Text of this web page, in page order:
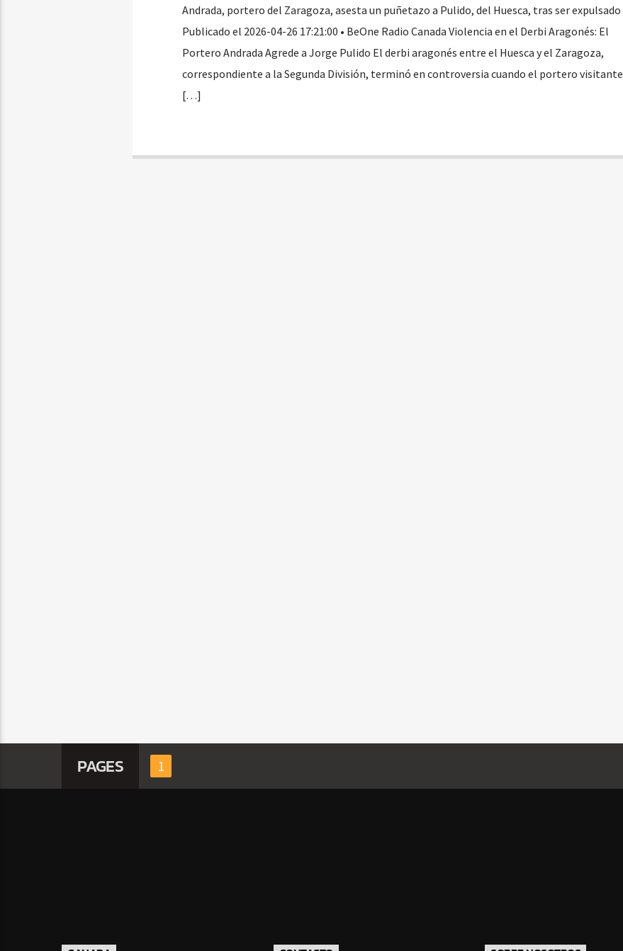
Andrada, portero del Zaragoza, asesta un puñetazo a Pulido, del Huesca, tras ser expulsado
Publicado el 2026-04-26 17:21:00 • BeOne Radio Canada Violencia en el Derbi Aragonés: El
Portero Andrada Agrede a Jorge Pulido El derbi aragonés entre el Huesca y el Zaragoza,
correspondiente a la Segunda División, terminó en controversia cuando el portero visitante
[…]
PAGES 1